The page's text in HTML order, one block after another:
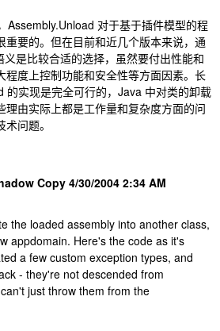
对于基于插件模型的程
重要的。但在目前和近几个版本来说，通
是比较合适的选择，虽然要付出性能和
程度上控制功能和安全性等方面因素。长
的实现是完全可行的，Java 中对类的卸载
理由实际上都是工作量和复杂度方面的问
问题。
Copy 4/30/2004 2:34 AM
the loaded assembly into another class,
appdomain. Here's the code as it's
a few custom exception types, and
- they're not descended from
just throw them from the